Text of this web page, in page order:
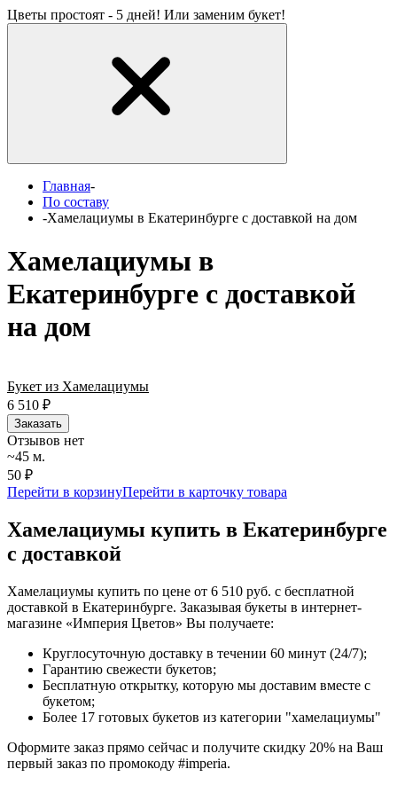
Цветы простоят - 5 дней! Или заменим букет!
Главная-
По составу
-Хамелациумы в Екатеринбурге с доставкой на дом
Хамелациумы в
Екатеринбурге с доставкой
на дом
Букет из Хамелациумы
6 510 ₽
Заказать
Отзывов нет
~45 м.
50 ₽
Перейти в корзинуПерейти в карточку товара
Хамелациумы купить в Екатеринбурге
с доставкой
Хамелациумы купить по цене от 6 510 руб. с бесплатной
доставкой в Екатеринбурге. Заказывая букеты в интернет-
магазине «Империя Цветов» Вы получаете:
Круглосуточную доставку в течении 60 минут (24/7);
Гарантию свежести букетов;
Бесплатную открытку, которую мы доставим вместе с
букетом;
Более 17 готовых букетов из категории "хамелациумы"
Оформите заказ прямо сейчас и получите скидку 20% на Ваш
первый заказ по промокоду #imperia.